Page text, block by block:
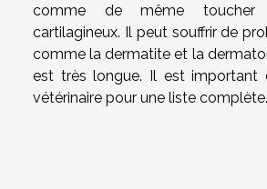
comme de même toucher
cartilagineux. Il peut souffrir de
comme la dermatite et la
est très longue. Il est important
vétérinaire pour une liste complète.